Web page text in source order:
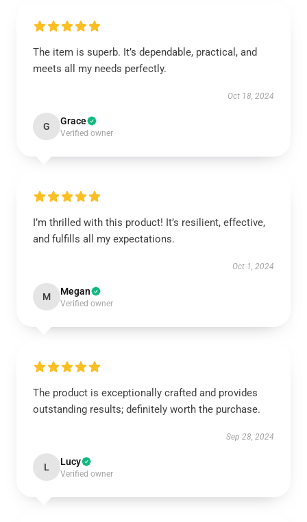
The item is superb. It’s dependable, practical, and
meets all my needs perfectly.
Oct 18, 2024
G Grace
Verified owner
I’m thrilled with this product! It’s resilient, effective,
and fulfills all my expectations.
Oct 1, 2024
M Megan
Verified owner
The product is exceptionally crafted and provides
outstanding results; definitely worth the purchase.
Sep 28, 2024
L Lucy
Verified owner